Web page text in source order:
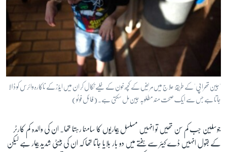
'جین تھراپی' کے طریقۂ علاج میں مریض کے کچھ خون کے خلیے نکال کر ان میں ایڈز کے ناکارہ وائرس کو ڈالا
جاتا ہے جس سے ایک صحت مند مطلوبہ جین مل سکتی ہے۔ (فائل فوٹو)
جوسلین جب کم سن تھیں تو انہیں مسلسل بیماریوں کا سامنا رہتا تھا۔ ان کی والدہ کم کارٹر
کے بقول انہیں ڈے کیئر سے ہفتے میں دو بار بلایا جاتا تھا کہ ان کی بیٹی شدید بیمار ہے لیکن